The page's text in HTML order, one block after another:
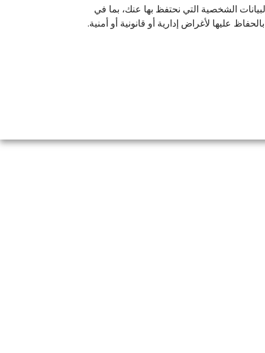
الشخصية التي نحتفظ بها عنك، بما في
عليها لأغراض إدارية أو قانونية أو أمنية.